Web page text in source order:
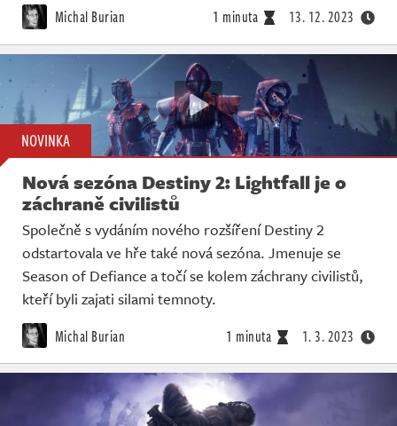
Michal Burian 1 minuta 13. 12. 2023
NOVINKA
Nová sezóna Destiny 2: Lightfall je o
záchraně civilistů
Společně s vydáním nového rozšíření Destiny 2
odstartovala ve hře také nová sezóna. Jmenuje se
Season of Defiance a točí se kolem záchrany civilistů,
kteří byli zajati silami temnoty.
Michal Burian 1 minuta 1. 3. 2023